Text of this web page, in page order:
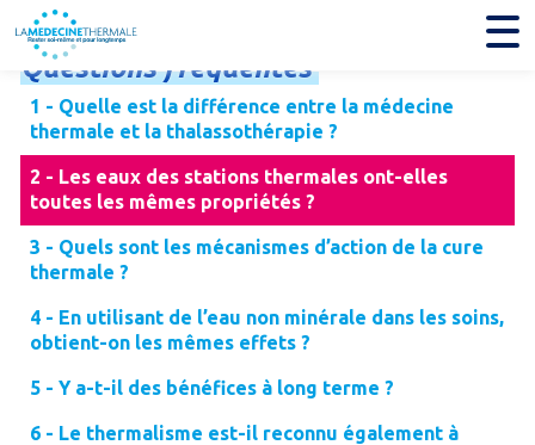
Questionsfréquentes
1 - Quelle est la différence entre la médecine
thermale et la thalassothérapie ?
2 - Les eaux des stations thermales ont-elles
toutes les mêmes propriétés ?
3 - Quels sont les mécanismes d’action de la cure
thermale ?
4 - En utilisant de l’eau non minérale dans les soins,
obtient-on les mêmes effets ?
5 - Y a-t-il des bénéfices à long terme ?
6 - Le thermalisme est-il reconnu également à